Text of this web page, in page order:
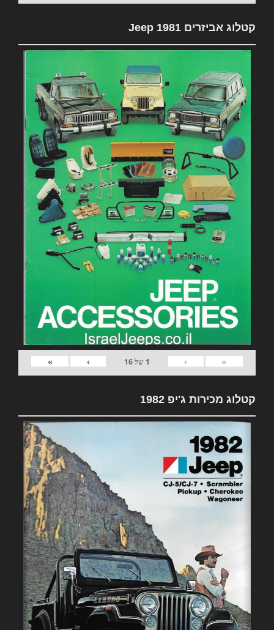
קטלוג אביזרים 1981 Jeep
«
‹
1 של16
›
»
קטלוג מכירות ג'יפ 1982